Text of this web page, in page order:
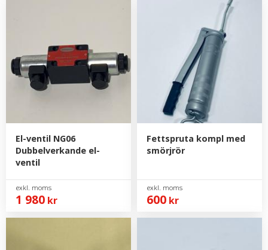
El-ventil NG06
Dubbelverkande el-
ventil
1 980 kr
Fettspruta kompl med
smörjrör
600 kr